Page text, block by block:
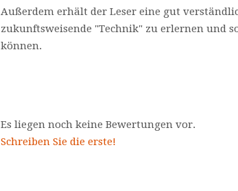
Außerdem erhält der Leser eine gut
zukunftsweisende "Technik" zu erlernen und
können.
Es liegen noch keine Bewertungen vor.
Schreiben Sie die erste!